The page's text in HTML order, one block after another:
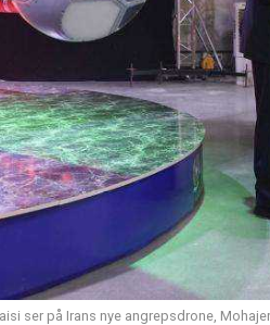
ser på Irans nye angrepsdrone,